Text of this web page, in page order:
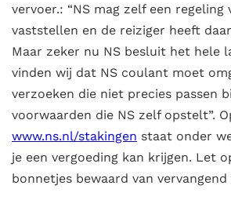
vervoer.: “NS mag zelf een regeling
vaststellen en de reiziger heeft
Maar zeker nu NS besluit het hele
vinden wij dat NS coulant moet
verzoeken die niet precies passen
voorwaarden die NS zelf opstelt”.
www.ns.nl/stakingen staat onder
je een vergoeding kan krijgen. Let
bonnetjes bewaard van vervangend